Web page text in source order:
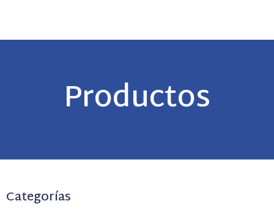
Productos
Categorías